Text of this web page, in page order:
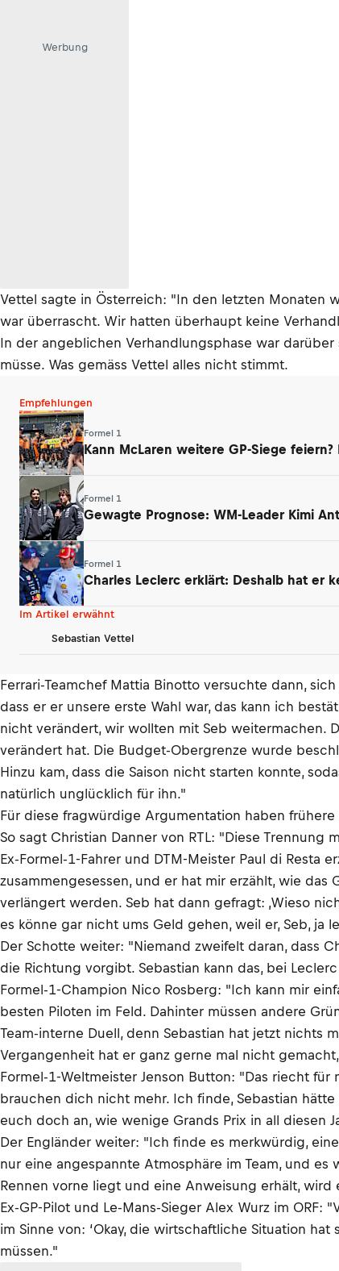
Werbung
Vettel sagte in Österreich: "In den letzten Monaten
war überrascht. Wir hatten überhaupt keine
In der angeblichen Verhandlungsphase war
müsse. Was gemäss Vettel alles nicht stimmt.
Empfehlungen
Formel 1
Kann McLaren weitere GP-Siege
Formel 1
Gewagte Prognose: WM-Leader Kimi
Formel 1
Charles Leclerc erklärt: Deshalb hat er
Im Artikel erwähnt
Sebastian Vettel
Ferrari-Teamchef Mattia Binotto versuchte dann,
dass er er unsere erste Wahl war, das kann ich
nicht verändert, wir wollten mit Seb weitermachen.
verändert hat. Die Budget-Obergrenze wurde
Hinzu kam, dass die Saison nicht starten konnte,
natürlich unglücklich für ihn."
Für diese fragwürdige Argumentation haben
So sagt Christian Danner von RTL: "Diese
Ex-Formel-1-Fahrer und DTM-Meister Paul di
zusammengesessen, und er hat mir erzählt, wie
verlängert werden. Seb hat dann gefragt: ‚Wieso
es könne gar nicht ums Geld gehen, weil er, Seb, ja
Der Schotte weiter: "Niemand zweifelt daran, dass
die Richtung vorgibt. Sebastian kann das, bei
Formel-1-Champion Nico Rosberg: "Ich kann mir
besten Piloten im Feld. Dahinter müssen andere
Team-interne Duell, denn Sebastian hat jetzt nichts
Vergangenheit hat er ganz gerne mal nicht
Formel-1-Weltmeister Jenson Button: "Das riecht
brauchen dich nicht mehr. Ich finde, Sebastian
euch doch an, wie wenige Grands Prix in all diesen
Der Engländer weiter: "Ich finde es merkwürdig,
nur eine angespannte Atmosphäre im Team, und
Rennen vorne liegt und eine Anweisung erhält, wird
Ex-GP-Pilot und Le-Mans-Sieger Alex Wurz im
im Sinne von: ‘Okay, die wirtschaftliche Situation
müssen."